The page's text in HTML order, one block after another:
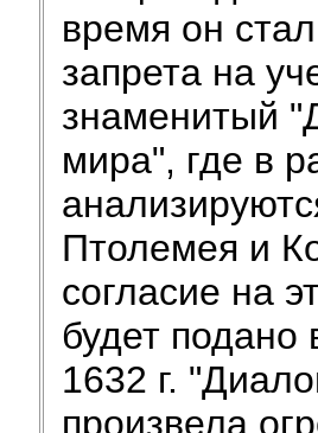
время он
запрета на
знаменитый
мира", где в
Птолемея и
согласие на
будет подано
1632 г.
произвела